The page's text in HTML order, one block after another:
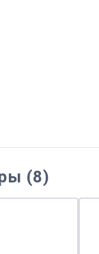
(8)